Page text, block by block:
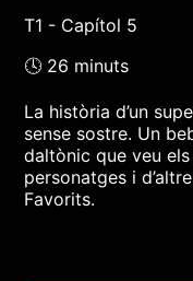
T1 - Capítol 5
🕓 26 minuts
La història d’un
sense sostre. Un
daltònic que veu
personatges i
Favorits.